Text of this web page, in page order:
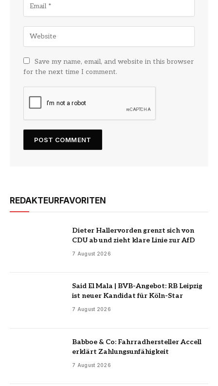
Save my name, email, and website in this browser
for the next time I comment.
REDAKTEURFAVORITEN
Dieter Hallervorden grenzt sich von
CDU ab und zieht klare Linie zur AfD
7 August 2026
Said El Mala | BVB-Angebot: RB Leipzig
ist neuer Kandidat für Köln-Star
7 August 2026
Babboe & Co: Fahrradhersteller Accell
erklärt Zahlungsunfähigkeit
7 August 2026